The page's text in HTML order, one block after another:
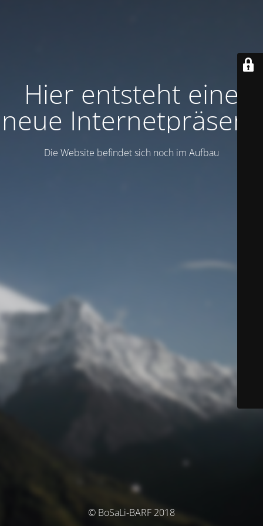
Hier entsteht eine
neue Internetpräsenz
Die Website befindet sich noch im Aufbau
© BoSaLi-BARF 2018